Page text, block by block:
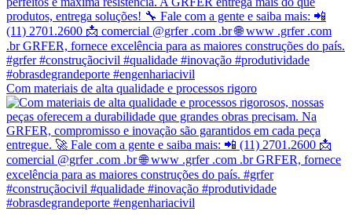
Com materiais de alta qualidade e processos rigoro